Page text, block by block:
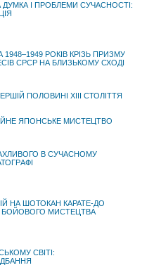
ДУМКА І ПРОБЛЕМИ СУЧАСНОСТІ:
РОКІВ КРІЗЬ ПРИЗМУ
СРСР НА БЛИЗЬКОМУ СХОДІ
ПОЛОВИНІ ХІІІ СТОЛІТТЯ
ЯПОНСЬКЕ МИСТЕЦТВО
В СУЧАСНОМУ
НА ШОТОКАН КАРАТЕ-ДО
МИСТЕЦТВА
СВІТІ: